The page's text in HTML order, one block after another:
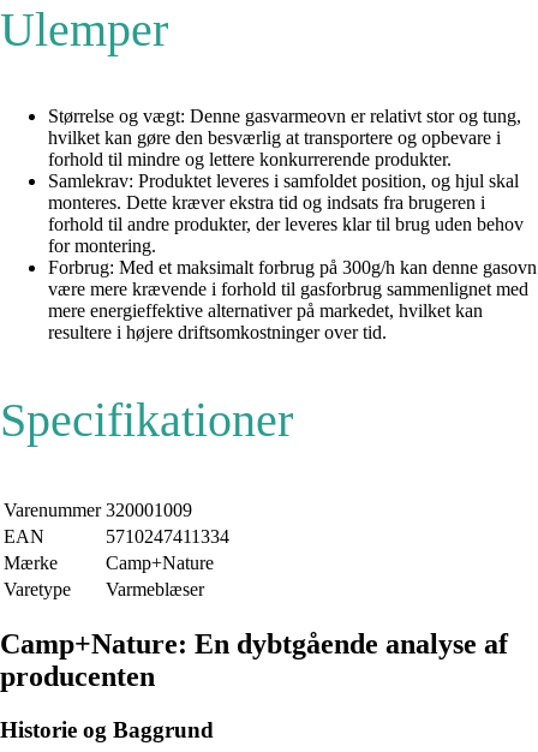
Ulemper
Størrelse og vægt: Denne gasvarmeovn er relativt stor og tung,
hvilket kan gøre den besværlig at transportere og opbevare i
forhold til mindre og lettere konkurrerende produkter.
Samlekrav: Produktet leveres i samfoldet position, og hjul skal
monteres. Dette kræver ekstra tid og indsats fra brugeren i
forhold til andre produkter, der leveres klar til brug uden behov
for montering.
Forbrug: Med et maksimalt forbrug på 300g/h kan denne gasovn
være mere krævende i forhold til gasforbrug sammenlignet med
mere energieffektive alternativer på markedet, hvilket kan
resultere i højere driftsomkostninger over tid.
Specifikationer
Varenummer 320001009
EAN
5710247411334
Mærke
Camp+Nature
Varetype
Varmeblæser
Camp+Nature: En dybtgående analyse af
producenten
Historie og Baggrund